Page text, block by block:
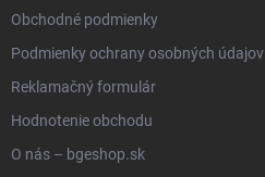
Obchodné podmienky
Podmienky ochrany osobných údajov
Reklamačný formulár
Hodnotenie obchodu
O nás – bgeshop.sk